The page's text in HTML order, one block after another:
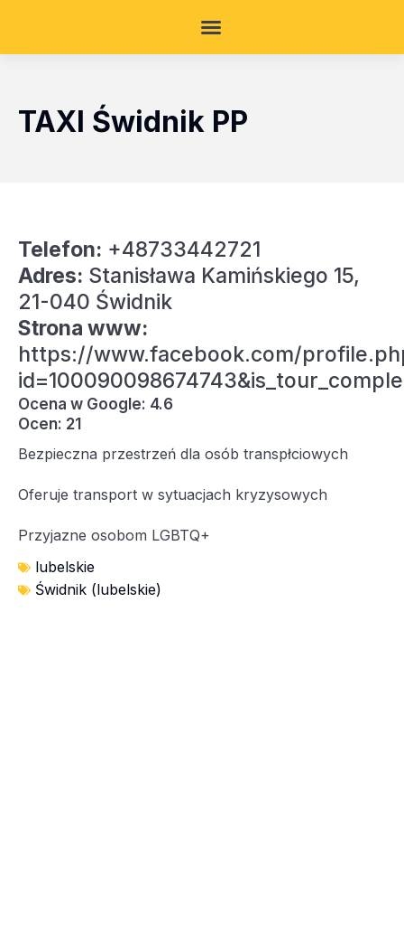
TAXI Świdnik PP
Telefon: +48733442721
Adres: Stanisława Kamińskiego 15,
21-040 Świdnik
Strona www:
https://www.facebook.com/
Ocena w Google: 4.6
Ocen: 21
Bezpieczna przestrzeń dla osób transpłciowych
Oferuje transport w sytuacjach kryzysowych
Przyjazne osobom LGBTQ+
lubelskie
Świdnik (lubelskie)